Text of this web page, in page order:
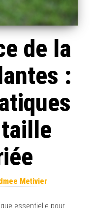
de la
:
Metivier
essentielle pour